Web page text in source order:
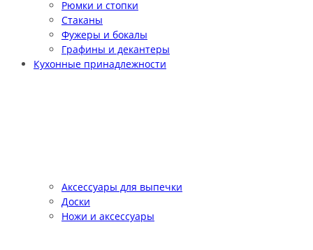
Рюмки и стопки
Стаканы
Фужеры и бокалы
Графины и декантеры
Кухонные принадлежности
Аксессуары для выпечки
Доски
Ножи и аксессуары